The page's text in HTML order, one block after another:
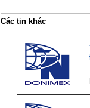
Các tin khác